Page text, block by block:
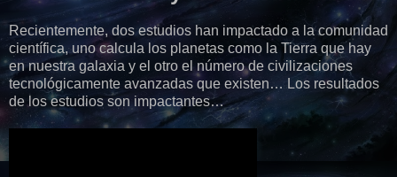
Recientemente, dos estudios han impactado a la comunidad
científica, uno calcula los planetas como la Tierra que hay
en nuestra galaxia y el otro el número de civilizaciones
tecnológicamente avanzadas que existen… Los resultados
de los estudios son impactantes…